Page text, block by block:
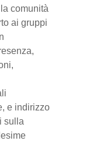
comunità
ai gruppi
e indirizzo
sulla